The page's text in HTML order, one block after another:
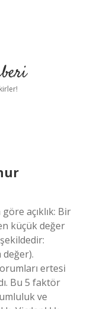
açıklık: Bir
küçük değer
ertesi
Bu 5 faktör
ve